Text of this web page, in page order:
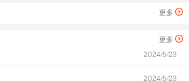
更多
更多
2024/5/23